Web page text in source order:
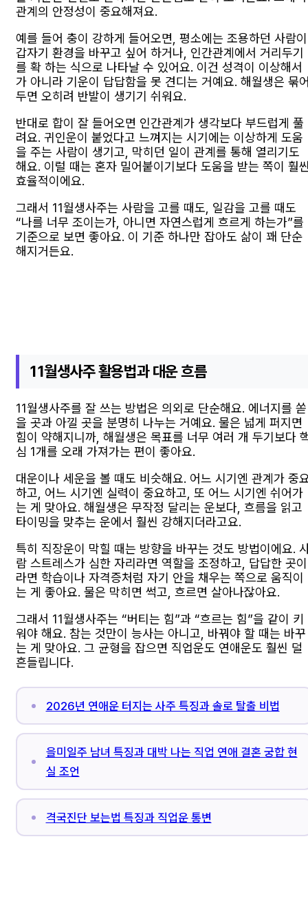
관계의 안정성이 중요해져요.
예를 들어 충이 강하게 들어오면, 평소에는 조용하던 사람이
갑자기 환경을 바꾸고 싶어 하거나, 인간관계에서 거리두기
를 확 하는 식으로 나타날 수 있어요. 이건 성격이 이상해서
가 아니라 기운이 답답함을 못 견디는 거예요. 해월생은 묶
두면 오히려 반발이 생기기 쉬워요.
반대로 합이 잘 들어오면 인간관계가 생각보다 부드럽게 풀
려요. 귀인운이 붙었다고 느껴지는 시기에는 이상하게 도움
을 주는 사람이 생기고, 막히던 일이 관계를 통해 열리기도
해요. 이럴 때는 혼자 밀어붙이기보다 도움을 받는 쪽이 훨
효율적이에요.
그래서 11월생사주는 사람을 고를 때도, 일감을 고를 때도
“나를 너무 조이는가, 아니면 자연스럽게 흐르게 하는가”를
기준으로 보면 좋아요. 이 기준 하나만 잡아도 삶이 꽤 단순
해지거든요.
11월생사주 활용법과 대운 흐름
11월생사주를 잘 쓰는 방법은 의외로 단순해요. 에너지를 쏟
을 곳과 아낄 곳을 분명히 나누는 거예요. 물은 넓게 퍼지면
힘이 약해지니까, 해월생은 목표를 너무 여러 개 두기보다
심 1개를 오래 가져가는 편이 좋아요.
대운이나 세운을 볼 때도 비슷해요. 어느 시기엔 관계가 중
하고, 어느 시기엔 실력이 중요하고, 또 어느 시기엔 쉬어가
는 게 맞아요. 해월생은 무작정 달리는 운보다, 흐름을 읽고
타이밍을 맞추는 운에서 훨씬 강해지더라고요.
특히 직장운이 막힐 때는 방향을 바꾸는 것도 방법이에요.
람 스트레스가 심한 자리라면 역할을 조정하고, 답답한 곳이
라면 학습이나 자격증처럼 자기 안을 채우는 쪽으로 움직이
는 게 좋아요. 물은 막히면 썩고, 흐르면 살아나잖아요.
그래서 11월생사주는 “버티는 힘”과 “흐르는 힘”을 같이 키
워야 해요. 참는 것만이 능사는 아니고, 바꿔야 할 때는 바꾸
는 게 맞아요. 그 균형을 잡으면 직업운도 연애운도 훨씬 덜
흔들립니다.
2026년 연애운 터지는 사주 특징과 솔로 탈출 비법
을미일주 남녀 특징과 대박 나는 직업 연애 결혼 궁합 현
실 조언
격국진단 보는법 특징과 직업운 통변